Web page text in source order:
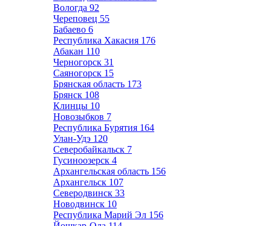
Вологда 92
Череповец 55
Бабаево 6
Республика Хакасия 176
Абакан 110
Черногорск 31
Саяногорск 15
Брянская область 173
Брянск 108
Клинцы 10
Новозыбков 7
Республика Бурятия 164
Улан-Удэ 120
Северобайкальск 7
Гусиноозерск 4
Архангельская область 156
Архангельск 107
Северодвинск 33
Новодвинск 10
Республика Марий Эл 156